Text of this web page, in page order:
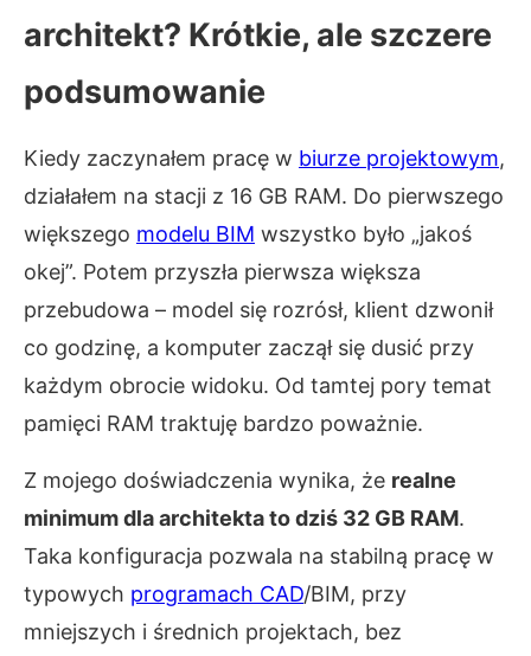
architekt? Krótkie, ale szczere
podsumowanie
Kiedy zaczynałem pracę w biurze projektowym,
działałem na stacji z 16 GB RAM. Do pierwszego
większego modelu BIM wszystko było „jakoś
okej”. Potem przyszła pierwsza większa
przebudowa – model się rozrósł, klient dzwonił
co godzinę, a komputer zaczął się dusić przy
każdym obrocie widoku. Od tamtej pory temat
pamięci RAM traktuję bardzo poważnie.
Z mojego doświadczenia wynika, że realne
minimum dla architekta to dziś 32 GB RAM.
Taka konfiguracja pozwala na stabilną pracę w
typowych programach CAD/BIM, przy
mniejszych i średnich projektach, bez